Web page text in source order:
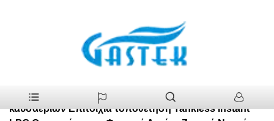
Σταθερή θερμοκρασία 10L 12L 16L 18L Hot Sale
Τύπος καυσαερίων Επιτοίχια τοποθέτηση Tankless Instant LPG
Θερμοσίφωνας Φυσικού Αερίου Ζεστού Νερού για Ντους
Σταθερή θερμοκρασία 10L 12L 16L 18L Hot Sale Τύπος
καυσαερίων Επιτοίχια τοποθέτηση Tankless Instant